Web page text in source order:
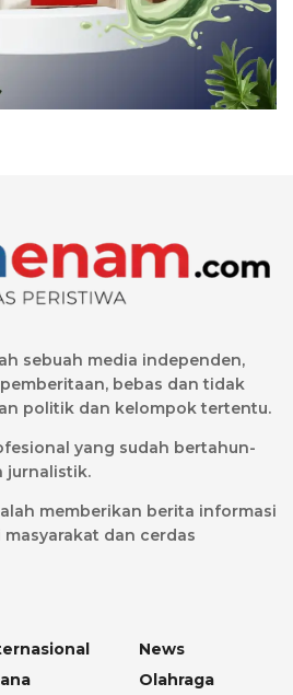
sebuah media independen,
bebas dan tidak
politik dan kelompok tertentu.
yang sudah bertahun-
jurnalistik.
memberikan berita informasi
dan cerdas
News
Olahraga